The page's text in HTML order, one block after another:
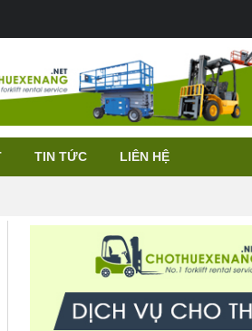
TIN TỨC LIÊN HỆ